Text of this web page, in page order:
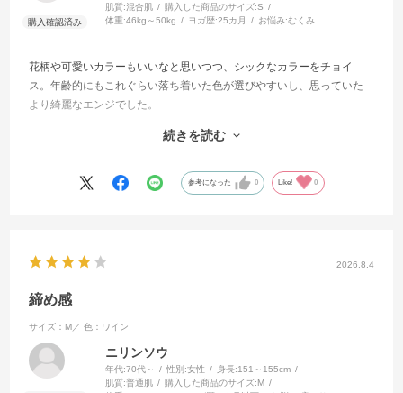
肌質:混合肌 購入した商品のサイズ:S
体重:46kg～50kg ヨガ歴:25カ月 お悩み:むくみ
花柄や可愛いカラーもいいなと思いつつ、シックなカラーをチョイ
ス。年齢的にもこれぐらい落ち着いた色が選びやすいし、思っていた
より綺麗なエンジでした。
を選びましたが、肩紐が少しきついかな。でもヨガの最中は特に気に
続きを読む
参考になった 0 Like! 0
2026.8.4
締め感
サイズ：M／ 色：ワイン
ニリンソウ
年代:70代～ 性別:女性 身長:151～155cm
肌質:普通肌 購入した商品のサイズ:M